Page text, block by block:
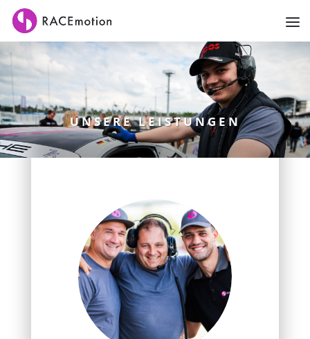
UNSERE LEISTUNGEN